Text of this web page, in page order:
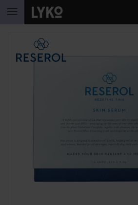
HOPPA TILL INNEHÅLLET
HOPPA ÖVER SEKTIONEN